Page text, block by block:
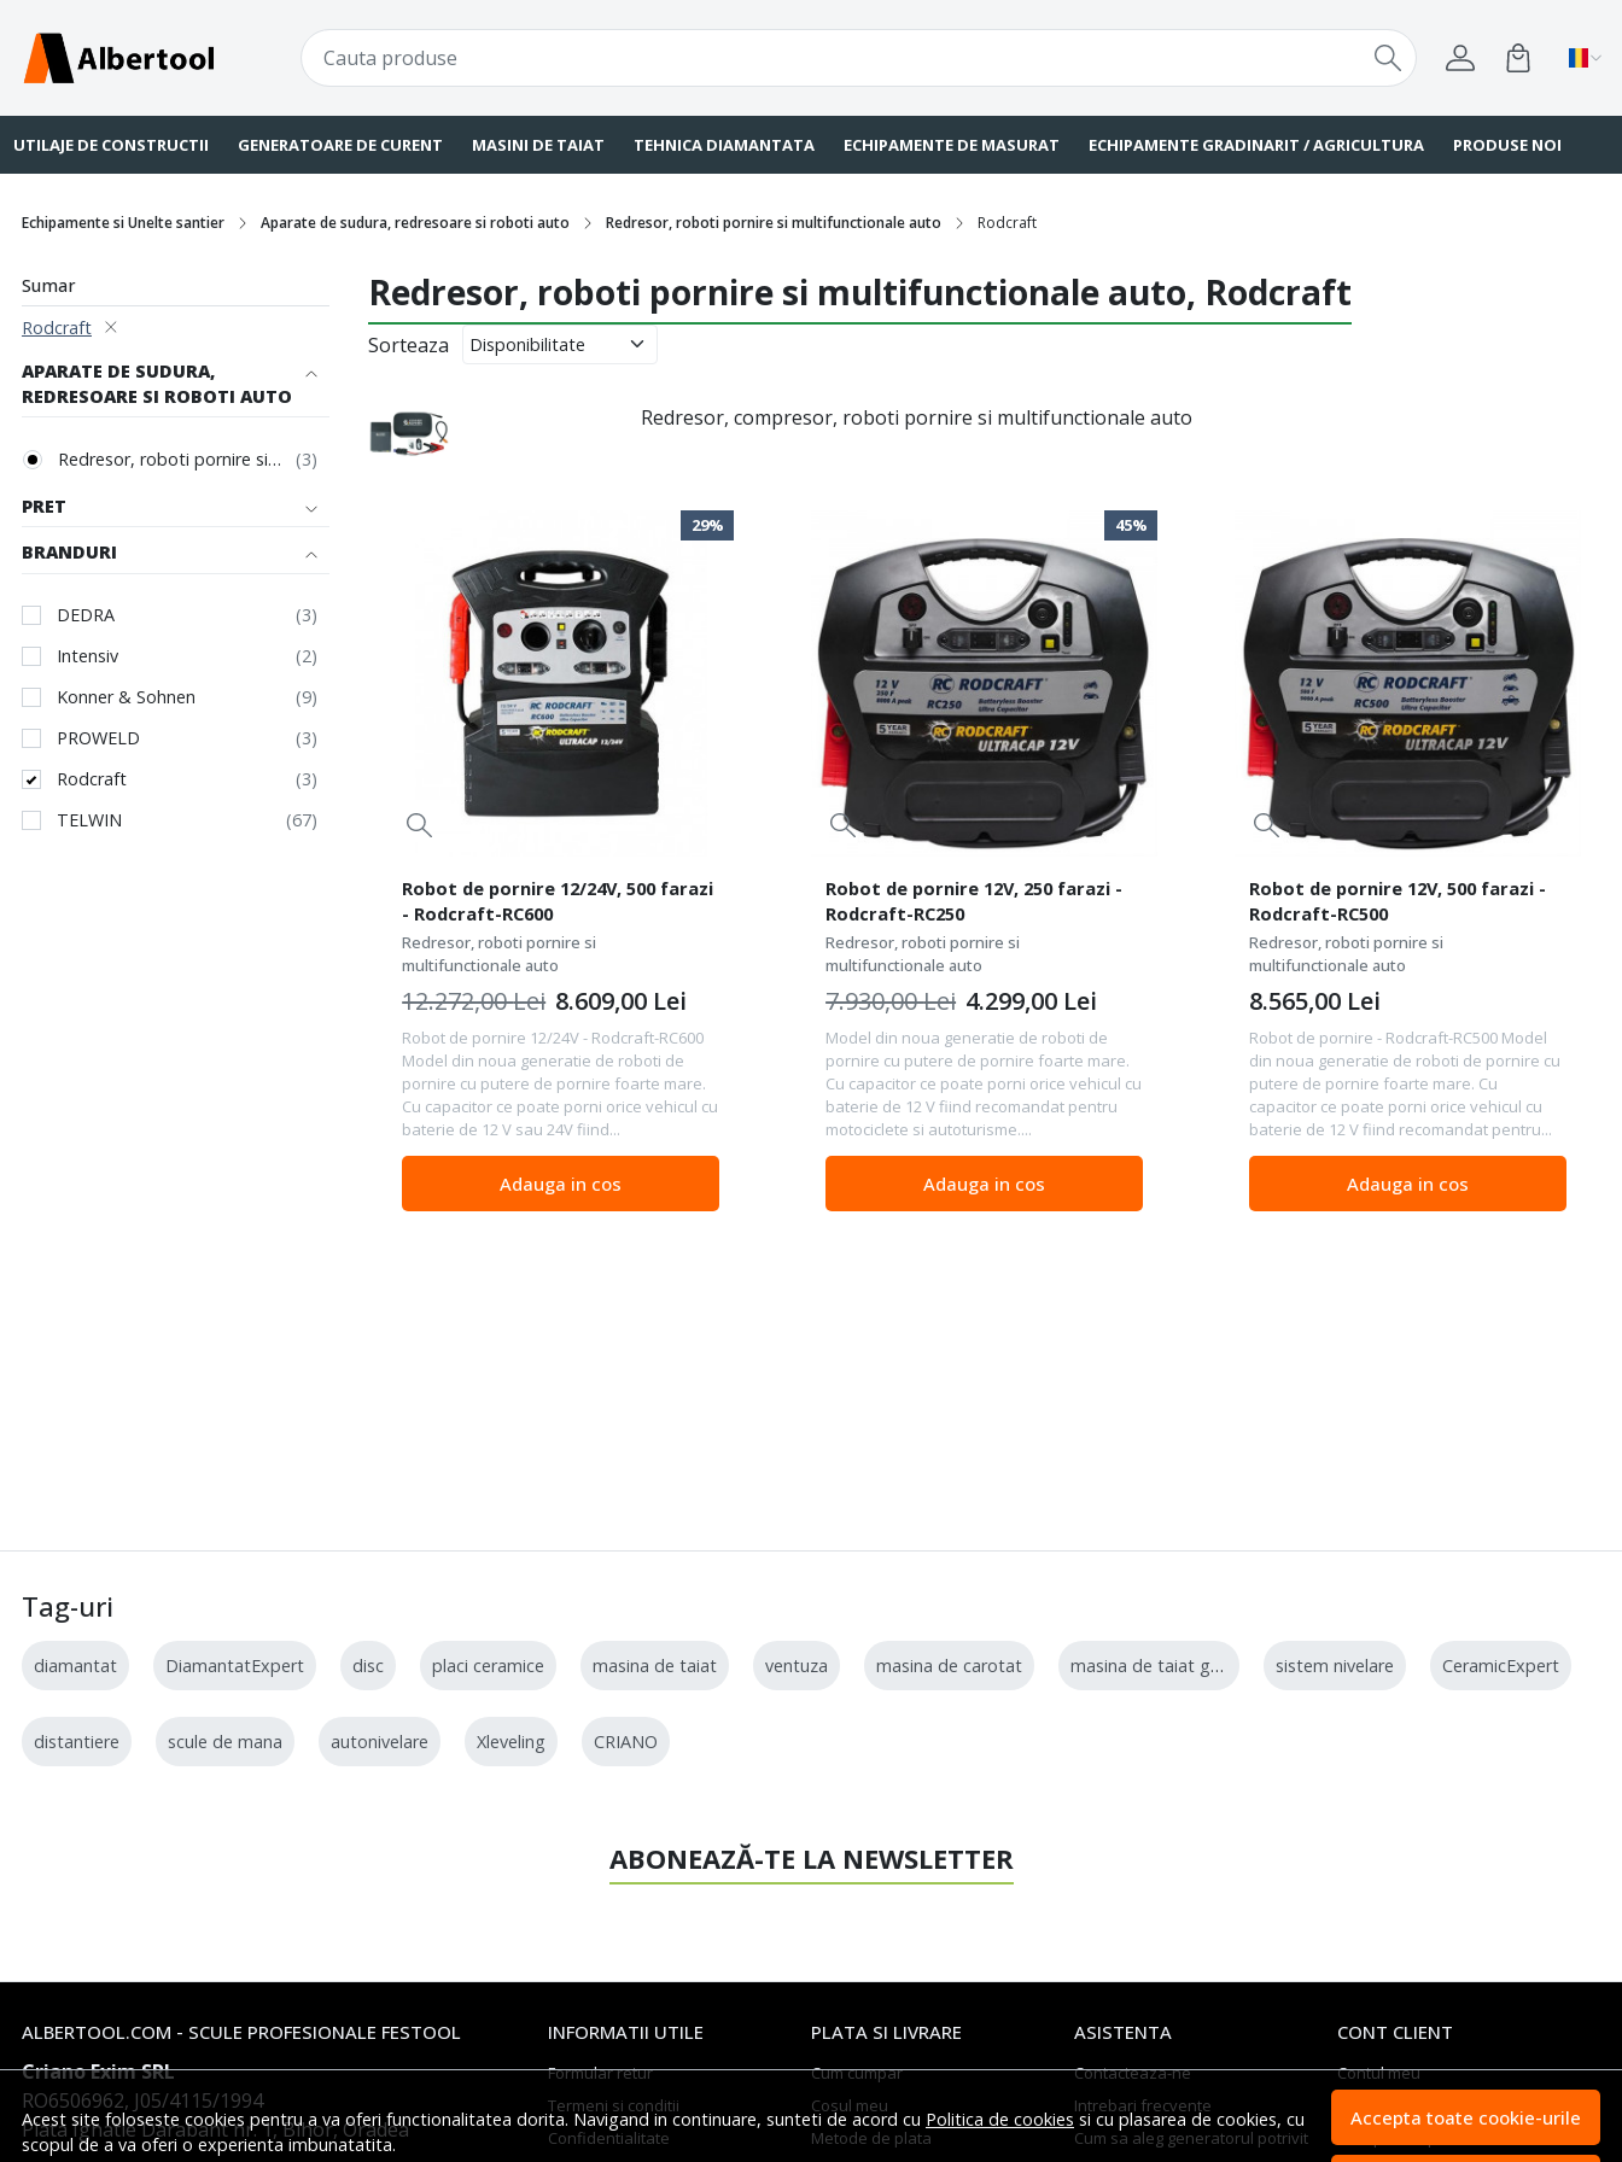
UTILAJE DE CONSTRUCTII GENERATOARE DE CURENT MASINI DE TAIAT TEHNICA DIAMANTATA ECHIPAMENTE DE MASURAT ECHIPAMENTE GRADINARIT / AGRICULTURA PRODUSE NOI
Echipamente si Unelte santier Aparate de sudura, redresoare si roboti auto Redresor, roboti pornire si multifunctionale auto Rodcraft
Sumar
Rodcraft
APARATE DE SUDURA,
REDRESOARE SI ROBOTI AUTO
Redresor, roboti pornire si multifunctionale auto
PRET
BRANDURI
DEDRA
Intensiv
Konner & Sohnen
PROWELD
Rodcraft
TELWIN
Redresor, roboti pornire si multifunctionale auto, Rodcraft
Sorteaza
Redresor, compresor, roboti pornire si multifunctionale auto
29%
Robot de pornire 12/24V, 500 farazi
- Rodcraft-RC600
Redresor, roboti pornire si
multifunctionale auto
Robot de pornire 12/24V - Rodcraft-RC600
Model din noua generatie de roboti de
pornire cu putere de pornire foarte mare.
Cu capacitor ce poate porni orice vehicul cu
baterie de 12 V sau 24V fiind...
8.609,00 Lei
12.272,00Lei
Adauga in cos
45%
Robot de pornire 12V, 250 farazi -
Rodcraft-RC250
Redresor, roboti pornire si
multifunctionale auto
Model din noua generatie de roboti de
pornire cu putere de pornire foarte mare.
Cu capacitor ce poate porni orice vehicul cu
baterie de 12 V fiind recomandat pentru
motociclete si autoturisme....
4.299,00 Lei
7.930,00Lei
Adauga in cos
Robot de pornire 12V, 500 farazi -
Rodcraft-RC500
Redresor, roboti pornire si
multifunctionale auto
Robot de pornire - Rodcraft-RC500 Model
din noua generatie de roboti de pornire cu
putere de pornire foarte mare. Cu
capacitor ce poate porni orice vehicul cu
baterie de 12 V fiind recomandat pentru...
8.565,00 Lei
Adauga in cos
Acest site foloseste cookies pentru a va oferi functionalitatea dorita. Navigand in continuare, sunteti de acord cu Politica de cookiessi cu plasarea de cookies, cu
scopul de a va oferi o experienta imbunatatita.
Accepta toate cookie-urile
Tag-uri
diamantat DiamantatExpert disc placi ceramice masina de taiat ventuza masina de carotat masina de taiat gresie sistem nivelare CeramicExpert
distantiere scule de mana autonivelare Xleveling CRIANO
ABONEAZĂ-TE LA NEWSLETTER
ALBERTOOL.COM - SCULE PROFESIONALE FESTOOL
Criano Exim SRL
RO6506962, J05/4115/1994
Piata Ignatie Darabant nr. 1, Bihor, Oradea
INFORMATII UTILE
Formular retur
Termeni si conditii
Confidentialitate
PLATA SI LIVRARE
Cum cumpar
Cosul meu
Metode de plata
ASISTENTA
Contacteaza-ne
Intrebari frecvente
Cum sa aleg generatorul potrivit
CONT CLIENT
Contul meu